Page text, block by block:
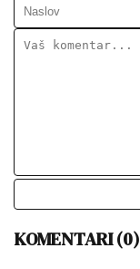
KOMENTARI (0)